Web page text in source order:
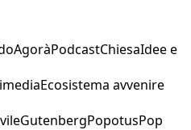
AgoràPodcastChiesaIdee e
Ecosistema avvenire
GutenbergPopotusPop